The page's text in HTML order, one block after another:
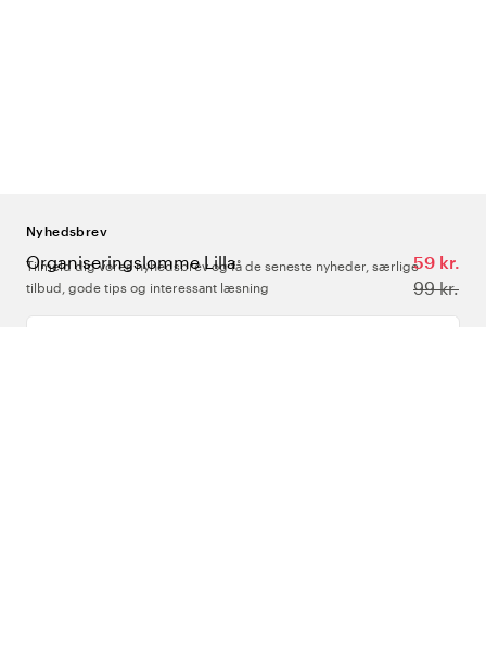
Organiseringslomme Lilla
59 kr.
99 kr.
Nyhedsbrev
Tilmeld dig vores nyhedsbrev og få de seneste nyheder, særlige
tilbud, gode tips og interessant læsning
Indtast din e-mailadresse